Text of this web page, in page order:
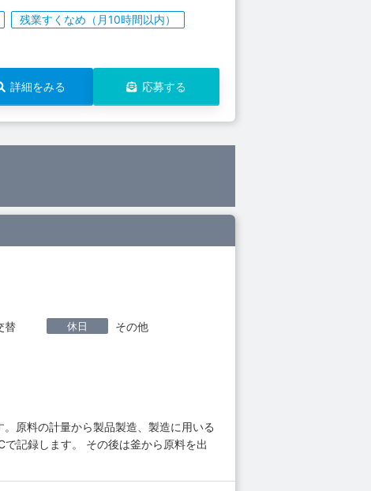
残業すくなめ（月10時間以内）
詳細をみる 応募する
替 休日 その他
原料の計量から製品製造、製造に用いる
記録します。 その後は釜から原料を出